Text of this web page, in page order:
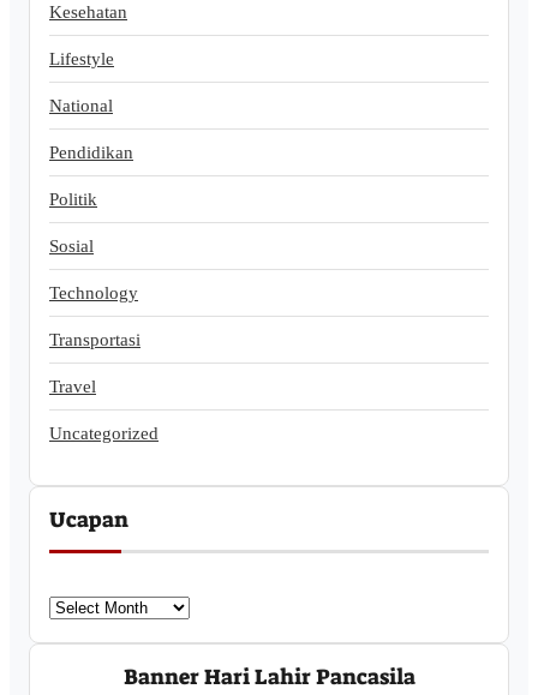
Kesehatan
Lifestyle
National
Pendidikan
Politik
Sosial
Technology
Transportasi
Travel
Uncategorized
Ucapan
U
c
Banner Hari Lahir Pancasila